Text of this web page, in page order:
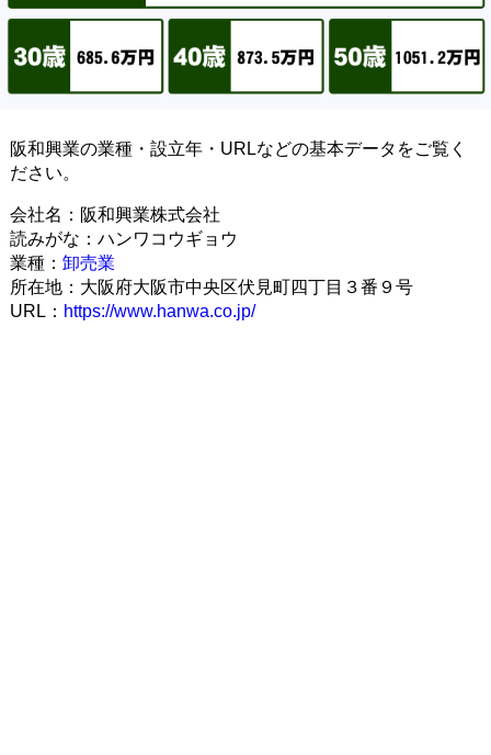
阪和興業の業種・設立年・URLなどの基本データをご覧く
ださい。
会社名：阪和興業株式会社
読みがな：ハンワコウギョウ
業種： 卸売業
所在地：大阪府大阪市中央区伏見町四丁目３番９号
URL： https://www.hanwa.co.jp/